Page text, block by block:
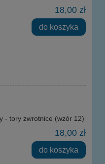
18,00 zł
do koszyka
- tory zwrotnice (wzór 12)
18,00 zł
do koszyka